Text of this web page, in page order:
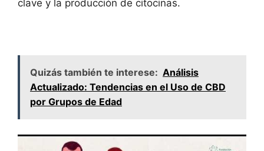
clave y la producción de citocinas.
Quizás también te interese: Análisis
Actualizado: Tendencias en el Uso de CBD
por Grupos de Edad